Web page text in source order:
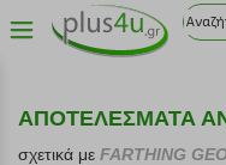
ΑΠΟΤΕΛΕΣΜΑΤΑ
σχετικά με FARTHING